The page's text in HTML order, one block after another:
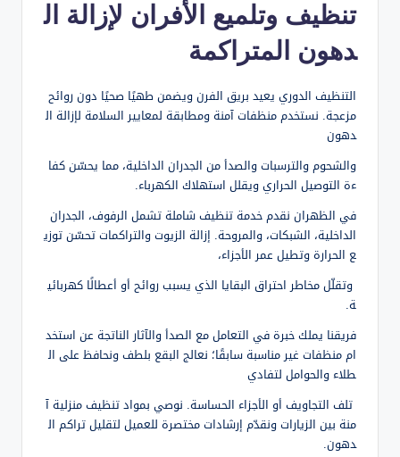
تنظيف وتلميع الأفران لإزالة ال
دهون المتراكمة
التنظيف الدوري يعيد بريق الفرن ويضمن طهيًا صحيًا دون روائح
مزعجة. نستخدم منظفات آمنة ومطابقة لمعايير السلامة لإزالة ال
دهون
والشحوم والترسبات والصدأ من الجدران الداخلية، مما يحسّن كفا
ءة التوصيل الحراري ويقلل استهلاك الكهرباء.
في الظهران نقدم خدمة تنظيف شاملة تشمل الرفوف، الجدران
الداخلية، الشبكات، والمروحة. إزالة الزيوت والتراكمات تحسّن توزي
ع الحرارة وتطيل عمر الأجزاء،
وتقلّل مخاطر احتراق البقايا الذي يسبب روائح أو أعطالًا كهربائي
ة.
فريقنا يملك خبرة في التعامل مع الصدأ والآثار الناتجة عن استخد
ام منظفات غير مناسبة سابقًا؛ نعالج البقع بلطف ونحافظ على ال
طلاء والحوامل لتفادي
تلف التجاويف أو الأجزاء الحساسة. نوصي بمواد تنظيف منزلية آ
منة بين الزيارات ونقدّم إرشادات مختصرة للعميل لتقليل تراكم ال
دهون.